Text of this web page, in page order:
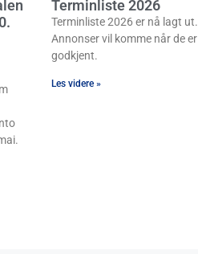
Terminliste 2026
Terminliste 2026 er nå lagt ut.
Annonser vil komme når de er
godkjent.
Les videre »